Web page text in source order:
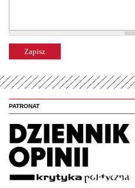
PATRONAT